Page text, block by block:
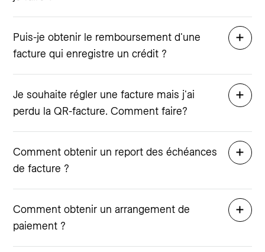
Puis-je obtenir le remboursement d'une
facture qui enregistre un crédit ?
Je souhaite régler une facture mais j'ai
perdu la QR-facture. Comment faire?
Comment obtenir un report des échéances
de facture ?
Comment obtenir un arrangement de
paiement ?